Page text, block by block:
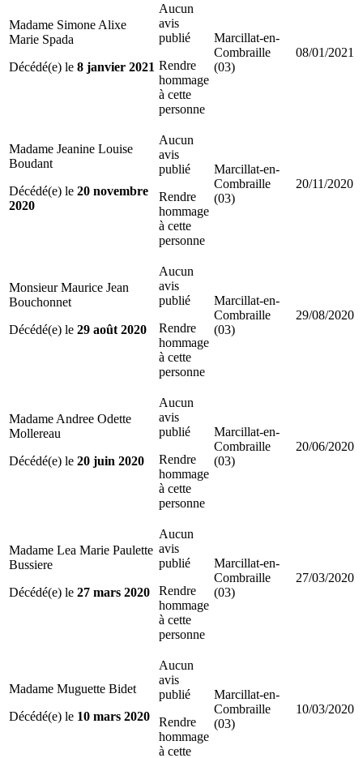
Madame Simone Alixe
Marie Spada
Décédé(e) le 8 janvier 2021
Aucun
avis
publié
Rendre
hommage
à cette
personne
Marcillat-en-
Combraille
(03)
08/01/2021
Madame Jeanine Louise
Boudant
Décédé(e) le 20 novembre
2020
Aucun
avis
publié
Rendre
hommage
à cette
personne
Marcillat-en-
Combraille
(03)
20/11/2020
Monsieur Maurice Jean
Bouchonnet
Décédé(e) le 29 août 2020
Aucun
avis
publié
Rendre
hommage
à cette
personne
Marcillat-en-
Combraille
(03)
29/08/2020
Madame Andree Odette
Mollereau
Décédé(e) le 20 juin 2020
Aucun
avis
publié
Rendre
hommage
à cette
personne
Marcillat-en-
Combraille
(03)
20/06/2020
Madame Lea Marie Paulette
Bussiere
Décédé(e) le 27 mars 2020
Aucun
avis
publié
Rendre
hommage
à cette
personne
Marcillat-en-
Combraille
(03)
27/03/2020
Madame Muguette Bidet
Décédé(e) le 10 mars 2020
Aucun
avis
publié
Rendre
hommage
à cette
Marcillat-en-
Combraille
(03)
10/03/2020